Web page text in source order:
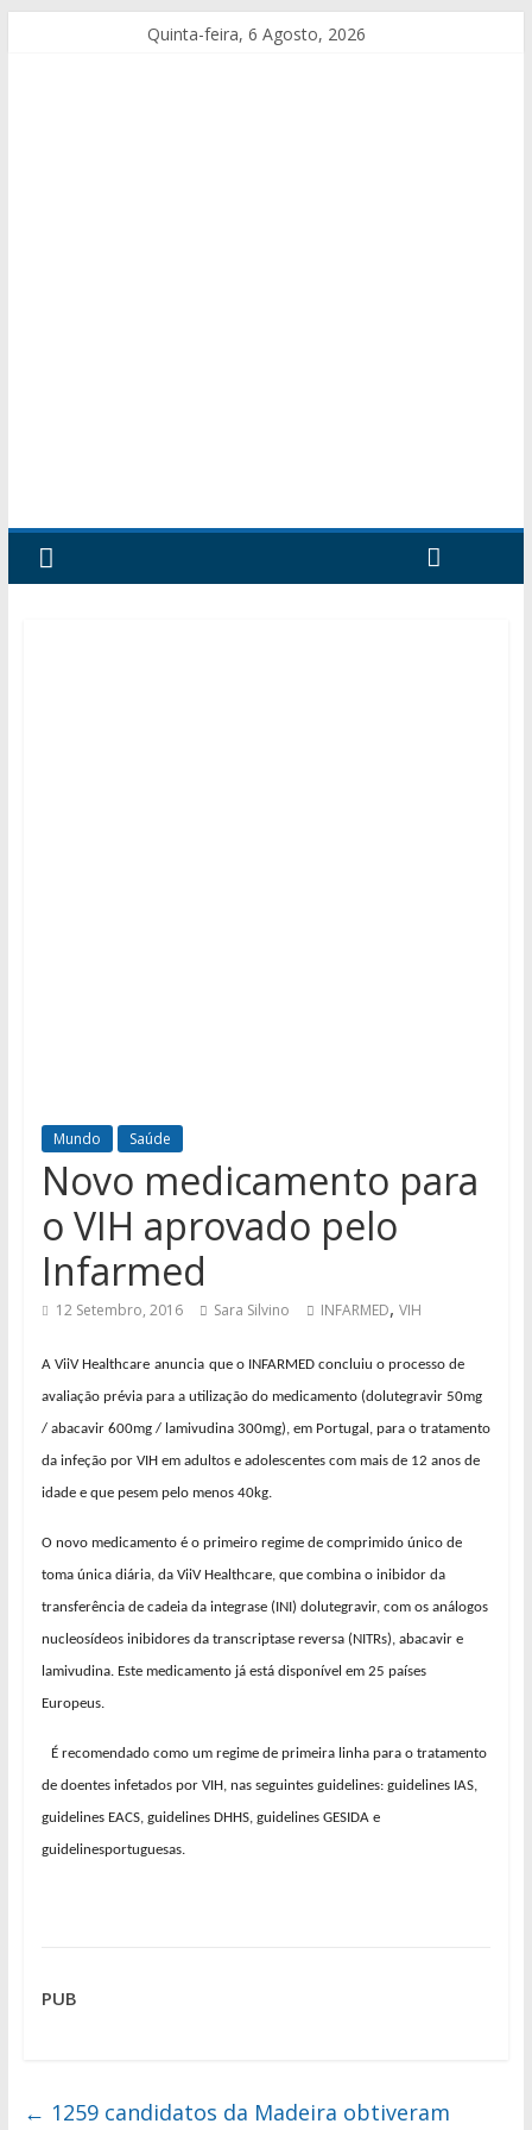
Quinta-feira, 6 Agosto, 2026
Mundo Saúde
Novo medicamento para
o VIH aprovado pelo
Infarmed
12 Setembro, 2016 Sara Silvino INFARMED, VIH
A ViiV Healthcare anuncia que o INFARMED concluiu o processo de
avaliação prévia para a utilização do medicamento (dolutegravir 50mg
/ abacavir 600mg / lamivudina 300mg), em Portugal, para o tratamento
da infeção por VIH em adultos e adolescentes com mais de 12 anos de
idade e que pesem pelo menos 40kg.
O novo medicamento é o primeiro regime de comprimido único de
toma única diária, da ViiV Healthcare, que combina o inibidor da
transferência de cadeia da integrase (INI) dolutegravir, com os análogos
nucleosídeos inibidores da transcriptase reversa (NITRs), abacavir e
lamivudina. Este medicamento já está disponível em 25 países
Europeus.
É recomendado como um regime de primeira linha para o tratamento
de doentes infetados por VIH, nas seguintes guidelines: guidelines IAS,
guidelines EACS, guidelines DHHS, guidelines GESIDA e
guidelinesportuguesas.
PUB
← 1259 candidatos da Madeira obtiveram